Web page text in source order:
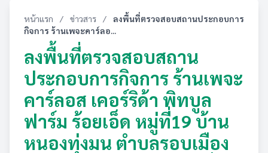
หน้าแรก / ข่าวสาร /
ลงพื้นที่ตรวจสอบสถานประกอบการ
กิจการ ร้านเพจะคาร์ลอ...
ลงพื้นที่ตรวจสอบสถาน
ประกอบการกิจการ ร้านเพจะ
คาร์ลอส เคอร์ริด้า พิทบูล
ฟาร์ม ร้อยเอ็ด หมู่ที่19 บ้าน
หนองทุ่งมน ตำบลรอบเมือง